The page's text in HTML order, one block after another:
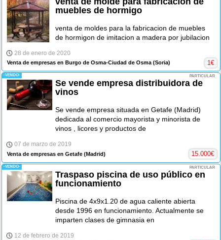
muebles de hormigo
venta de moldes para la fabricacion de muebles
de hormigon de imitacion a madera por jubilacion
28 de enero de 2020
Venta de empresas en Burgo de Osma-Ciudad de Osma(Soria) 1€
-VENDO- PARTICULAR
Se vende empresa distribuidora de
vinos
Se vende empresa situada en Getafe (Madrid)
dedicada al comercio mayorista y minorista de
vinos , licores y productos de
07 de marzo de 2019
Venta de empresas en Getafe (Madrid) 15.000€
-VENDO- PARTICULAR
Traspaso piscina de uso público en
funcionamiento
Piscina de 4x9x1.20 de agua caliente abierta
desde 1996 en funcionamiento. Actualmente se
imparten clases de gimnasia en
12 de febrero de 2019